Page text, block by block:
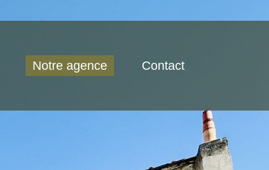
Notre agence Contact